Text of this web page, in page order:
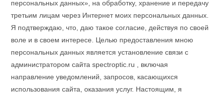
персональных данных», на обработку, хранение и передачу
третьим лицам через Интернет моих персональных данных.
Я подтверждаю, что, даю такое согласие, действуя по своей
воле и в своем интересе. Целью предоставления мною
персональных данных является установление связи с
администратором сайта spectroptic.ru , включая
направление уведомлений, запросов, касающихся
использования сайта, оказания услуг. Настоящим, я